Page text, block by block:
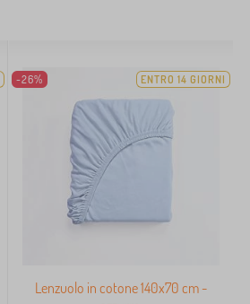
-26% ENTRO 14 GIORNI
Lenzuolo in cotone 140x70 cm -